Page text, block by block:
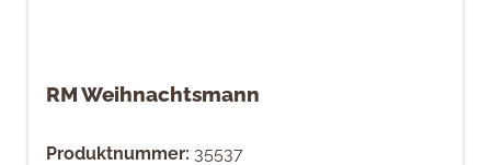
RM Weihnachtsmann
Produktnummer: 35537